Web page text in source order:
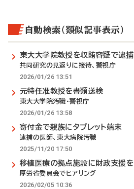
自動検索（類似記事表示）
東大大学院教授を収賄容疑で逮捕
共同研究の見返りに接待、警視庁
2026/01/26 13:51
元特任准教授を書類送検
東大大学院汚職・警視庁
2026/01/26 13:58
寄付金で親族にタブレット端末
逮捕の医師、東大病院汚職
2025/11/20 17:50
移植医療の拠点施設に財政支援を
厚労省委員会でヒアリング
2026/02/05 10:36